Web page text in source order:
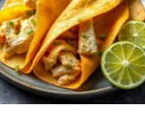
occasions :
soupe, bol à
bol à salade,
bol à céréales,
sauce, ou pour
bonbons, la